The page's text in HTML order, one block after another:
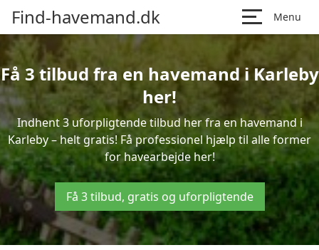
Find-havemand.dk Menu
Få 3 tilbud fra en havemand i Karleby
her!
Indhent 3 uforpligtende tilbud her fra en havemand i
Karleby – helt gratis! Få professionel hjælp til alle former
for havearbejde her!
Få 3 tilbud, gratis og uforpligtende